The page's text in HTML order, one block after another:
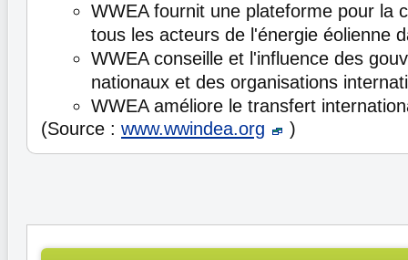
WWEA fournit une plateforme pour la
tous les acteurs de l'énergie éolienne
WWEA conseille et l'influence des
nationaux et des organisations
WWEA améliore le transfert
(Source : www.wwindea.org )